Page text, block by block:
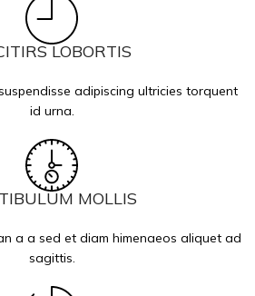
LOBORTIS
adipiscing ultricies torquent
id urna.
MOLLIS
a a sed et diam himenaeos aliquet ad
sagittis.